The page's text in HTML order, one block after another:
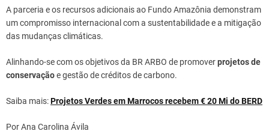
A parceria e os recursos adicionais ao Fundo Amazônia demonstram
um compromisso internacional com a sustentabilidade e a mitigação
das mudanças climáticas.
Alinhando-se com os objetivos da BR ARBO de promoverprojetos de
conservaçãoe gestão de créditos de carbono.
Saiba mais:Projetos Verdes em Marrocos recebem € 20 Mi do BERD
Por Ana Carolina Ávila